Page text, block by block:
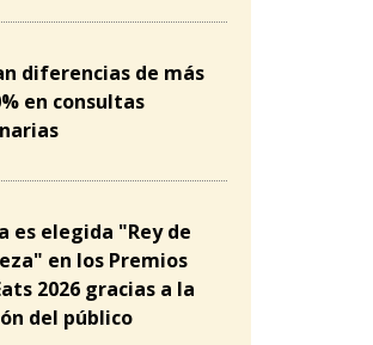
diferencias de más
en consultas
es elegida "Rey de
en los Premios
2026 gracias a la
del público